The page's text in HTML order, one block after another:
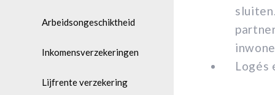
Arbeidsongeschiktheid
Inkomensverzekeringen
Lijfrente verzekering
Logés